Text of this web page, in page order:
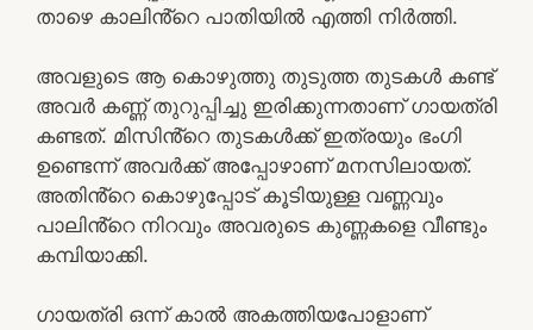
താഴെ കാലിൻ്റെ പാതിയിൽ എത്തി നിർത്തി.
അവളുടെ ആ കൊഴുത്തു തുടുത്ത തുടകൾ കണ്ട്
അവർ കണ്ണ് തുറുപ്പിച്ചു ഇരിക്കുന്നതാണ് ഗായത്രി
കണ്ടത്. മിസിൻ്റെ തുടകൾക്ക് ഇത്രയും ഭംഗി
ഉണ്ടെന്ന് അവർക്ക് അപ്പോഴാണ് മനസിലായത്.
അതിൻ്റെ കൊഴുപ്പോട് കൂടിയുള്ള വണ്ണവും
പാലിൻ്റെ നിറവും അവരുടെ കുണ്ണകളെ വീണ്ടും
കമ്പിയാക്കി.
ഗായത്രി ഒന്ന് കാൽ അകത്തിയപോളാണ്